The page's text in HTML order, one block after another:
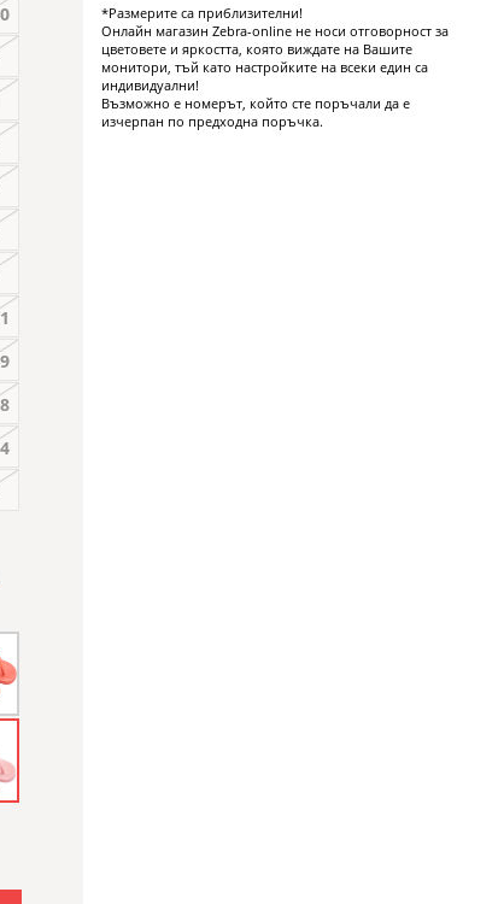
*Размерите са приблизителни!
Онлайн магазин Zebra-online не носи отговорност за
цветовете и яркостта, която виждате на Вашите
монитори, тъй като настройките на всеки един са
индивидуални!
Възможно е номерът, който сте поръчали да е
изчерпан по предходна поръчка.